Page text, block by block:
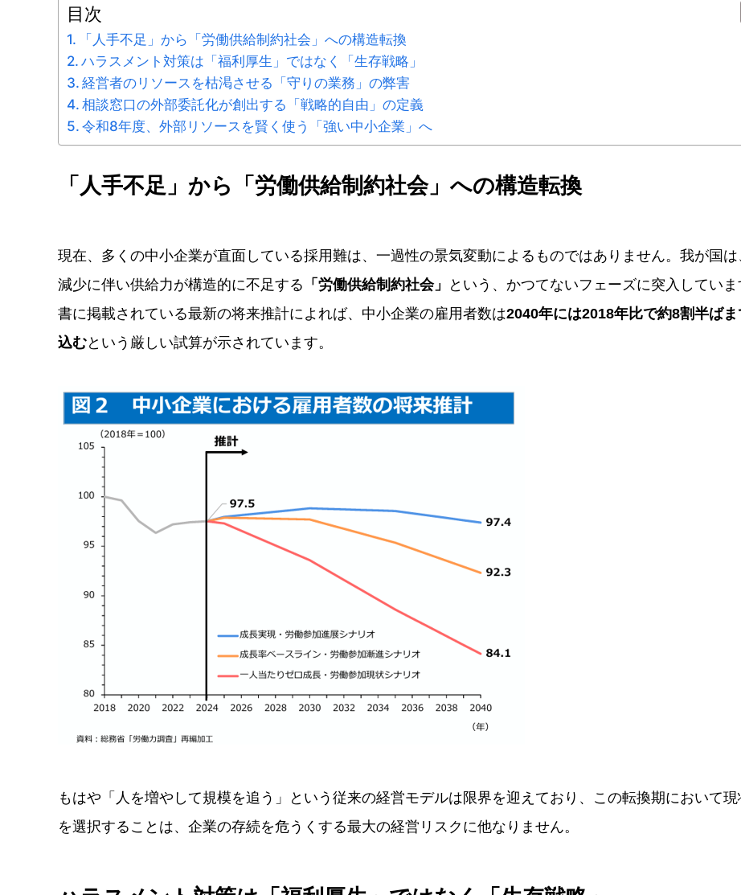
目次
「人手不足」から「労働供給制約社会」への構造転換
ハラスメント対策は「福利厚生」ではなく「生存戦略」
経営者のリソースを枯渇させる「守りの業務」の弊害
相談窓口の外部委託化が創出する「戦略的自由」の定義
令和8年度、外部リソースを賢く使う「強い中小企業」へ
「人手不足」から「労働供給制約社会」への構造転換
現在、多くの中小企業が直面している採用難は、一過性の景気変動によるものではありません。我が国は
減少に伴い供給力が構造的に不足する 「労働供給制約社会」
という、かつてないフェーズに突入していま
書に掲載されている最新の将来推計によれば、中小企業の雇用者数は2040年には2018年比で約8割半ばま
込むという厳しい試算が示されています。
もはや「人を増やして規模を追う」という従来の経営モデルは限界を迎えており、この転換期において
を選択することは、企業の存続を危うくする最大の経営リスクに他なりません。